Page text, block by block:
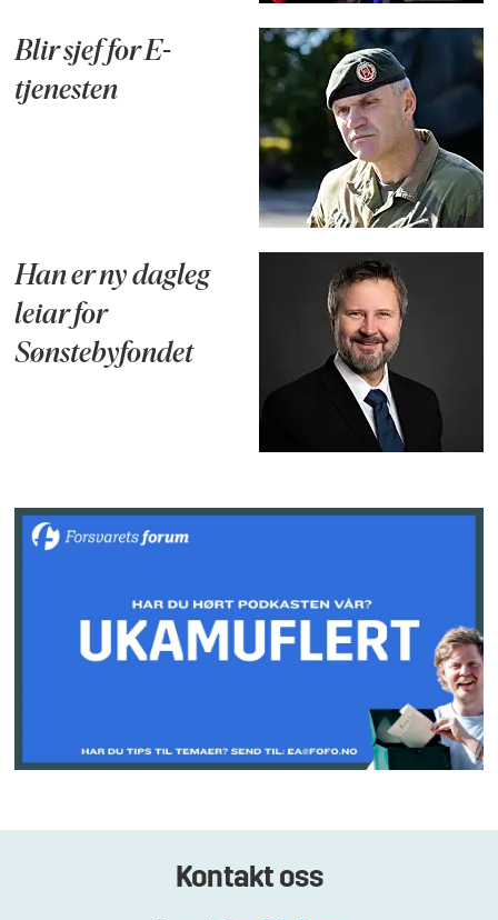
Blir sjef for E-
tjenesten
Han er ny dagleg
leiar for
Sønstebyfondet
Kontakt oss